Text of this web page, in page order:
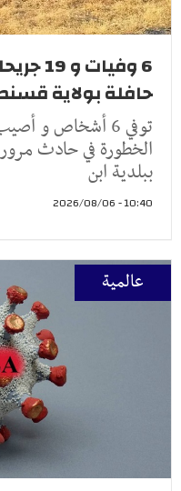
6
حافلة بولاية
الخطورة في حادث
ببلدية ابن
10:40 - 2026/08/06
عالمية